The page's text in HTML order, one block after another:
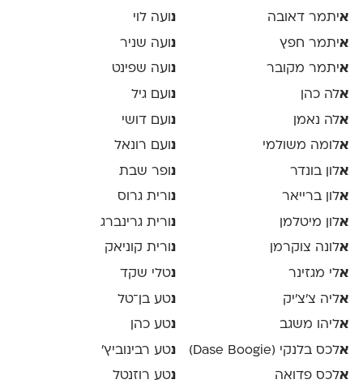
איתמר דאובה
איתמר חפץ
איתמר מקובר
אלה כהן
אלה נאמן
אלומה משולמי
אלון בונדר
אלון ברייאר
אלון מיטלמן
אלונה צוקרמן
אלי מגזינר
אליה צ׳צ׳יק
אליהו משגב
אלכס בלנקי (Dase Boogie)
אלכס פדואה
נ ועה לוי
נ ועה שניר
נועה שפינט
נ ועם גיל
נועם דושי
נ ועם רונאל
נ ופר שבת
נורית גרוס
נ ורית גרינברג
נורית קוניאק
נטלי שקד
נטע בן־טל
נטע כהן
נטע רבינוביץ׳
נטע רוזנטל